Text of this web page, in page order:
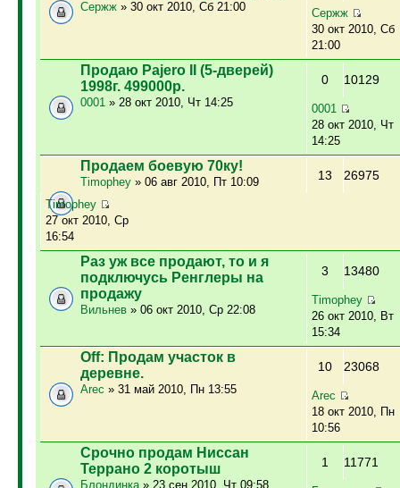
Сержж» 30 окт 2010, Сб 21:00
Сержж
30 окт 2010, Сб
21:00
Продаю Pajero II (5-дверей)
1998г. 499000р.
0001» 28 окт 2010, Чт 14:25
0 10129
0001
28 окт 2010, Чт
14:25
Продаем боевую 70ку!
Timophey» 06 авг 2010, Пт 10:09 13 26975
Timophey
27 окт 2010, Ср
16:54
Раз уж все продают, то и я
подключусь Ренглеры на
продажу
Вильнев» 06 окт 2010, Ср 22:08
3 13480
Timophey
26 окт 2010, Вт
15:34
Off: Продам участок в
деревне.
Arec » 31 май 2010, Пн 13:55
10 23068
Arec
18 окт 2010, Пн
10:56
Срочно продам Ниссан
Террано 2 коротыш
Блондинка» 23 сен 2010, Чт 09:58
1 11771